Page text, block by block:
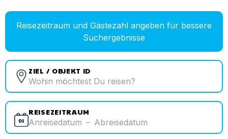
Reisezeitraum und Gästezahl angeben für bessere
Suchergebnisse
ZIEL / OBJEKT ID
REISEZEITRAUM
Anreisedatum – Abreisedatum